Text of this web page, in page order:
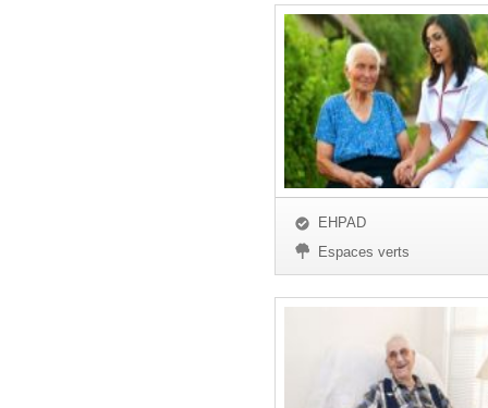
EHPAD
Espaces verts